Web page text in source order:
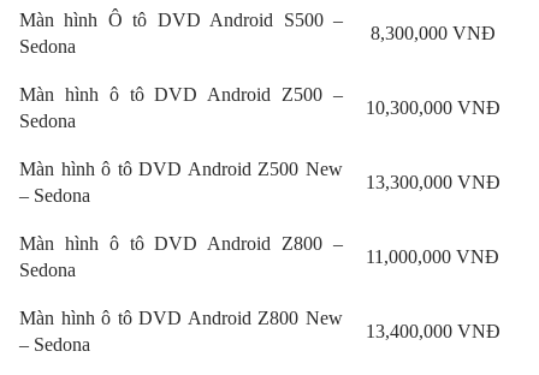
Màn hình Ô tô DVD Android S500 –
Sedona
8,300,000 VNĐ
Màn hình ô tô DVD Android Z500 –
Sedona
10,300,000 VNĐ
Màn hình ô tô DVD Android Z500 New
– Sedona
13,300,000 VNĐ
Màn hình ô tô DVD Android Z800 –
Sedona
11,000,000 VNĐ
Màn hình ô tô DVD Android Z800 New
– Sedona
13,400,000 VNĐ